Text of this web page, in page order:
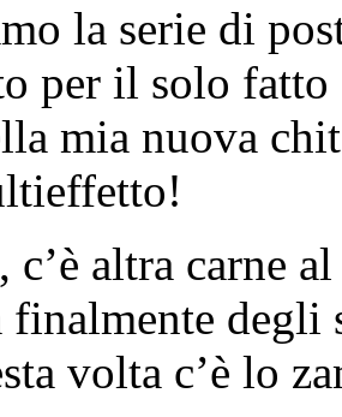
la serie di
per il solo
mia nuova
c’è altra carne
finalmente
volta c’è lo